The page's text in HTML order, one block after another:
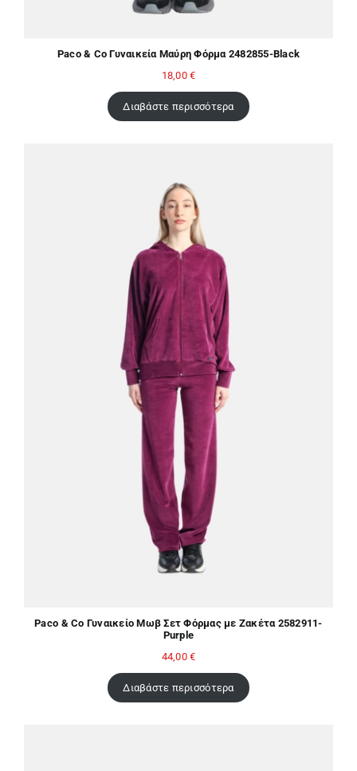
Paco & Co Γυναικεία Μαύρη Φόρμα 2482855-Black
18,00€
Διαβάστε περισσότερα
Paco & Co Γυναικείο Μωβ Σετ Φόρμας με Ζακέτα 2582911-
Purple
44,00€
Διαβάστε περισσότερα